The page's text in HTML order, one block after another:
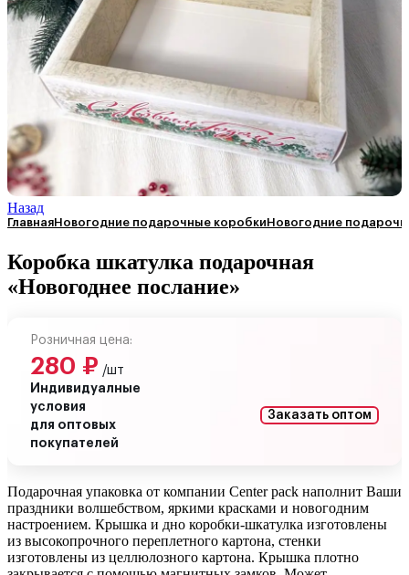
Назад
ГлавнаяНовогодние подарочные коробкиНовогодние
Коробка шкатулка подарочная
«Новогоднее послание»
Розничная цена:
280 ₽ /шт
Индивидуалные
условия
для оптовых
покупателей
Заказать оптом
Подарочная упаковка от компании Center pack наполнит Ваши
праздники волшебством, яркими красками и новогодним
настроением. Крышка и дно коробки-шкатулка изготовлены
из высокопрочного переплетного картона, стенки
изготовлены из целлюлозного картона. Крышка плотно